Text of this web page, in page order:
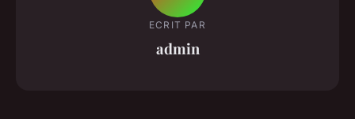
ECRIT PAR
admin